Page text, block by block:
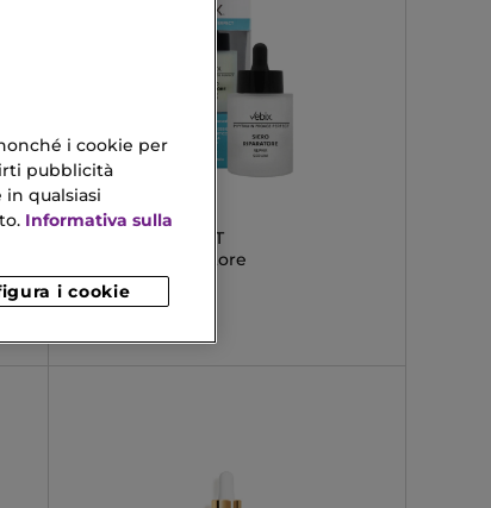
VEBIX
PROAGE PERFECT
Siero Viso Riparatore
20,40 €
i cookie per
pubblicità
qualsiasi
Informativa sulla
i cookie